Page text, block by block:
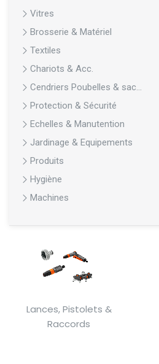
Vitres
Brosserie & Matériel
Textiles
Chariots & Acc.
Cendriers Poubelles & sac...
Protection & Sécurité
Echelles & Manutention
Jardinage & Equipements
Produits
Hygiène
Machines
Lances, Pistolets &
Raccords